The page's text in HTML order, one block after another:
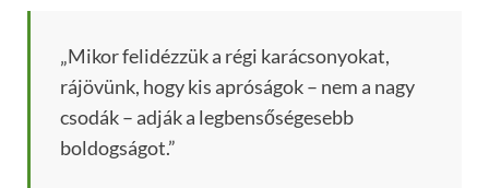
„Mikor felidézzük a régi karácsonyokat,
rájövünk, hogy kis apróságok – nem a nagy
csodák – adják a legbensőségesebb
boldogságot.”